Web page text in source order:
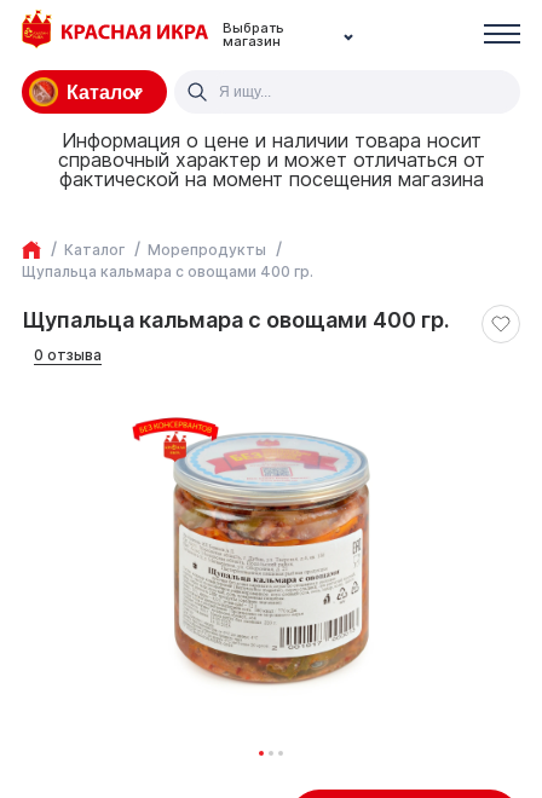
Выбрать
магазин
Каталог
Информация о цене и наличии товара носит
справочный характер и может отличаться от
фактической на момент посещения магазина
Каталог
Морепродукты
Щупальца кальмара с овощами 400 гр.
Щупальца кальмара с овощами 400 гр.
0 отзыва